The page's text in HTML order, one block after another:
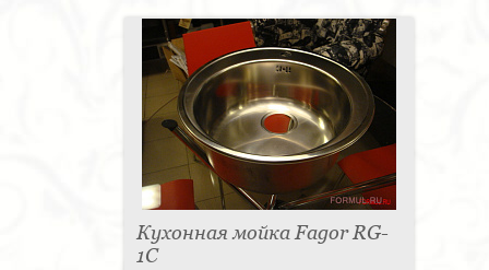
Кухонная мойка Fagor RG-
1C